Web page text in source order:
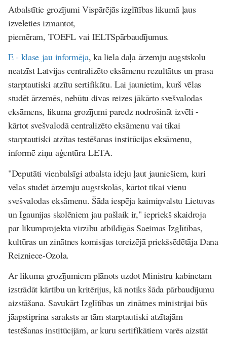
Atbalstītie grozījumi Vispārējās izglītības likumā ļaus
izvēlēties izmantot,
piemēram,TOEFLvai IELTSpārbaudījumus.
E - klase jau informēja, ka liela daļa ārzemju augstskolu
neatzīst Latvijas centralizēto eksāmenu rezultātus un prasa
starptautiski atzītu sertifikātu. Lai jaunietim, kurš vēlas
studēt ārzemēs, nebūtu divas reizes jākārto svešvalodas
eksāmens, likuma grozījumi paredz nodrošināt izvēli -
kārtot svešvalodā centralizēto eksāmenu vai tikai
starptautiski atzītas testēšanas institūcijas eksāmenu,
informē ziņu aģentūra LETA.
"Deputāti vienbalsīgi atbalsta ideju ļaut jauniešiem, kuri
vēlas studēt ārzemju augstskolās, kārtot tikai vienu
svešvalodas eksāmenu. Šāda iespēja kaimiņvalstu Lietuvas
un Igaunijas skolēniem jau pašlaik ir," iepriekš skaidroja
par likumprojekta virzību atbildīgās Saeimas Izglītības,
kultūras un zinātnes komisijas toreizējā priekšsēdētāja Dana
Reizniece-Ozola.
Ar likuma grozījumiem plānots uzdot Ministru kabinetam
izstrādāt kārtību un kritērijus, kā notiks šāda pārbaudījumu
aizstāšana. Savukārt Izglītības un zinātnes ministrijai būs
jāapstiprina saraksts ar tām starptautiski atzītajām
testēšanas institūcijām, ar kuru sertifikātiem varēs aizstāt